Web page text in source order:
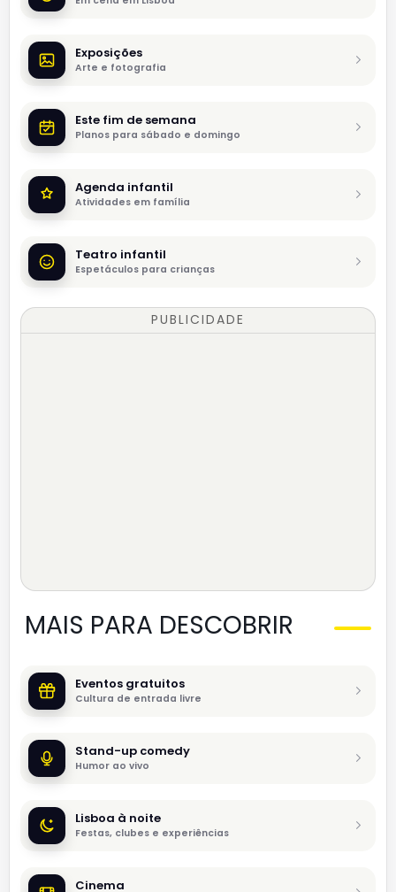
Exposições
Arte e fotografia
Este fim de semana
Planos para sábado e domingo
Agenda infantil
Atividades em família
Teatro infantil
Espetáculos para crianças
PUBLICIDADE
MAIS PARA DESCOBRIR
Eventos gratuitos
Cultura de entrada livre
Stand-up comedy
Humor ao vivo
Lisboa à noite
Festas, clubes e experiências
Cinema